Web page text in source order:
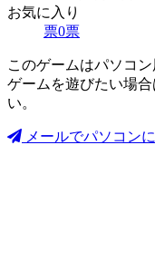
お気に入り
票0票
このゲームはパソコ
ゲームを遊びたい場
い。
メールでパソコン